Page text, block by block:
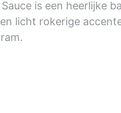
is een heerlijke
en licht rokerige